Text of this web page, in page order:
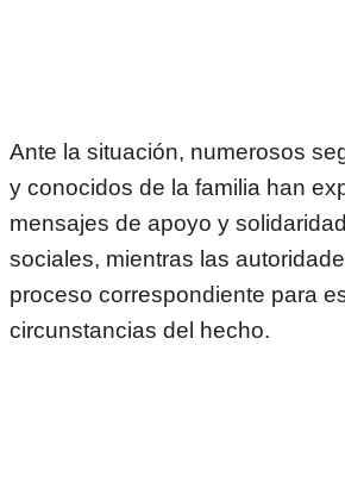
Ante la situación, numerosos
y conocidos de la familia han
mensajes de apoyo y
sociales, mientras las
proceso correspondiente para
circunstancias del hecho.